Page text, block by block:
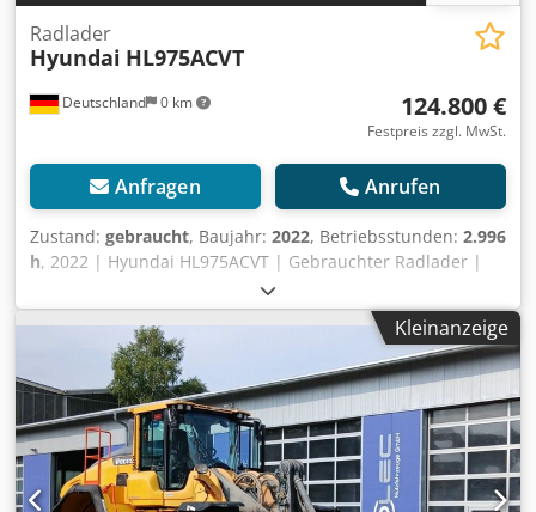
Deutschland 0 km
Radlader
Hyundai HL975ACVT
124.800 €
Festpreis zzgl. MwSt.
Anfragen Anrufen
Zustand: gebraucht, Baujahr: 2022, Betriebsstunden: 2.996
h, 2022 | Hyundai HL975ACVT | Gebrauchter Radlader |
2996 hours 📍Location: Deutschland 🚛 Delivery available
to your destination – Use our shipping calculator to
estimate transport costs! 💰 Buy Now for EUR 124800 or
Make an Offer. Chodjzrnxijpfx Abiea Payment at delivery
available for an affordable fee (subject to approval)* 👷‍♂️
Inspected by an independent expert 56 Inspektionspunkte
54 genehmigt ✅ 2 unvollkommene ℹ️ 0 Ausgaben ⚠️ 📌
Inspector's Comment: Guter betriebsbereiter Radlader,
alle Funktionen funktionieren, benötigt eine gründliche
Kleinanzeige